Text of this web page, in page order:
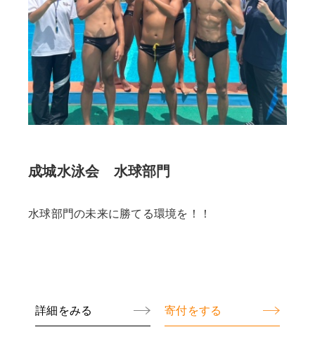
成城水泳会 水球部門
水球部門の未来に勝てる環境を！！
詳細をみる 寄付をする